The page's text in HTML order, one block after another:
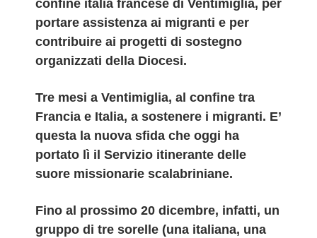
confine italia francese di Ventimiglia, per
portare assistenza ai migranti e per
contribuire ai progetti di sostegno
organizzati della Diocesi.
Tre mesi a Ventimiglia, al confine tra
Francia e Italia, a sostenere i migranti. E’
questa la nuova sfida che oggi ha
portato lì il Servizio itinerante delle
suore missionarie scalabriniane.
Fino al prossimo 20 dicembre, infatti, un
gruppo di tre sorelle (una italiana, una